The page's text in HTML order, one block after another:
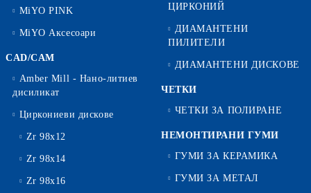
MiYO PINK
MiYO Аксесоари
CAD/CAM
Amber Mill - Нано-литиев
дисиликат
Циркониеви дискове
Zr 98x12
Zr 98x14
Zr 98x16
ЦИРКОНИЙ
ДИАМАНТЕНИ
ПИЛИТЕЛИ
ДИАМАНТЕНИ ДИСКОВЕ
ЧЕТКИ
ЧЕТКИ ЗА ПОЛИРАНЕ
НЕМОНТИРАНИ ГУМИ
ГУМИ ЗА КЕРАМИКА
ГУМИ ЗА МЕТАЛ